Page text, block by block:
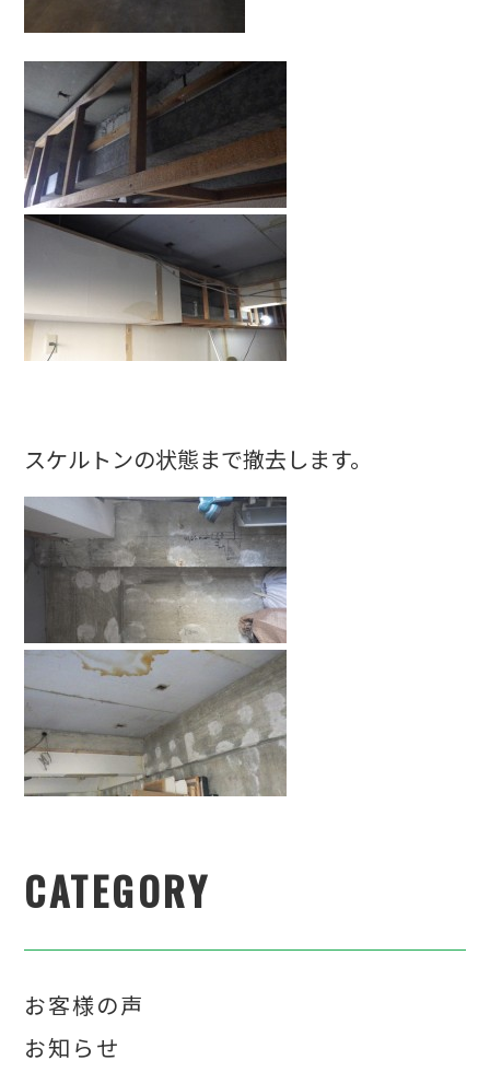
スケルトンの状態まで撤去します。
CATEGORY
お客様の声
お知らせ